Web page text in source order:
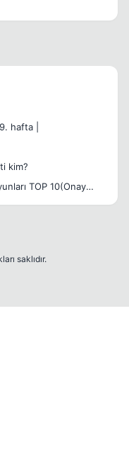
hafta |
kim?
TOP 10(Onay
saklıdır.